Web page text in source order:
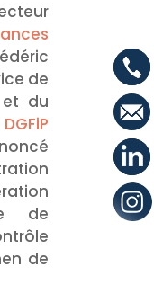
de
du
DGFiP
de
de